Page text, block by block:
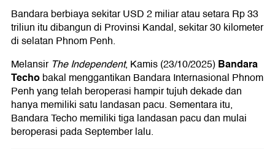
Bandara berbiaya sekitar USD 2 miliar atau setara Rp 33
triliun itu dibangun di Provinsi Kandal, sekitar 30 kilometer
di selatan Phnom Penh.
Melansir The Independent, Kamis (23/10/2025)Bandara
Techobakal menggantikan Bandara Internasional Phnom
Penh yang telah beroperasi hampir tujuh dekade dan
hanya memiliki satu landasan pacu. Sementara itu,
Bandara Techo memiliki tiga landasan pacu dan mulai
beroperasi pada September lalu.